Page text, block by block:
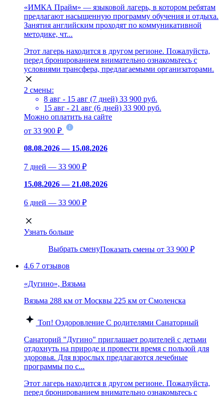
«ИМКА Прайм» — языковой лагерь, в котором ребятам
предлагают насыщенную программу обучения и отдыха.
Занятия английским проходят по коммуникативной
методике, чт...
Этот лагерь находится в другом регионе. Пожалуйста,
перед бронированием внимательно ознакомьтесь с
условиями трансфера, предлагаемыми организаторами.
2 смены:
8 авг - 15 авг (7 дней) 33 900 руб.
15 авг - 21 авг (6 дней) 33 900 руб.
Можно оплатить на сайте
от 33 900 ₽
08.08.2026 — 15.08.2026
7 дней — 33 900 ₽
15.08.2026 — 21.08.2026
6 дней — 33 900 ₽
Узнать больше
Выбрать сменуПоказать смены от 33 900 ₽
4.6 7 отзывов
«Дугино», Вязьма
Вязьма 288 км от Москвы 225 км от Смоленска
Топ! Оздоровление С родителями Санаторный
Санаторий "Дугино" приглашает родителей с детьми
отдохнуть на природе и провести время с пользой для
здоровья. Для взрослых предлагаются лечебные
программы по с...
Этот лагерь находится в другом регионе. Пожалуйста,
перед бронированием внимательно ознакомьтесь с